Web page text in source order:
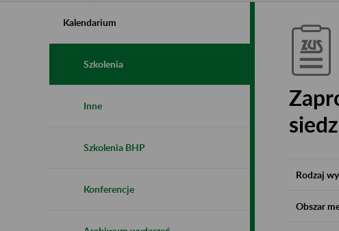
Kalendarium
Szkolenia
Inne
Szkolenia BHP
Konferencje
Rodzaj
Obszar